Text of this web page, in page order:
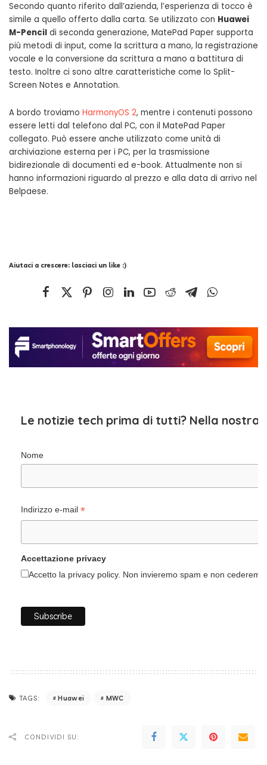
Secondo quanto riferito dall’azienda, l’esperienza di tocco è
simile a quello offerto dalla carta. Se utilizzato con Huawei
M-Pencil di seconda generazione, MatePad Paper supporta
più metodi di input, come la scrittura a mano, la registrazione
vocale e la conversione da scrittura a mano a battitura di
testo. Inoltre ci sono altre caratteristiche come lo Split-
Screen Notes e Annotation.
A bordo troviamo HarmonyOS 2, mentre i contenuti possono
essere letti dal telefono dal PC, con il MatePad Paper
collegato. Può essere anche utilizzato come unità di
archiviazione esterna per i PC, per la trasmissione
bidirezionale di documenti ed e-book. Attualmente non si
hanno informazioni riguardo al prezzo e alla data di arrivo nel
Belpaese.
Aiutaci a crescere: lasciaci un like :)
Le notizie tech prima di tutti? Nella nostra
Nome
Indirizzo e-mail *
Accettazione privacy
Accetto la privacy policy. Non invieremo spam e non
TAGS: Huawei MWC
CONDIVIDI SU: